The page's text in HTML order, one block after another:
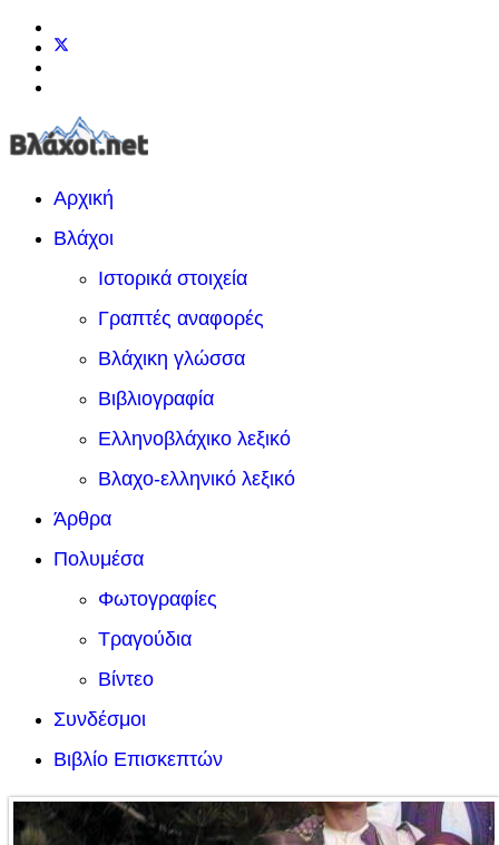
Αρχική
Βλάχοι
Ιστορικά στοιχεία
Γραπτές αναφορές
Βλάχικη γλώσσα
Βιβλιογραφία
Ελληνοβλάχικο λεξικό
Βλαχο-ελληνικό λεξικό
Άρθρα
Πολυμέσα
Φωτογραφίες
Τραγούδια
Βίντεο
Συνδέσμοι
Βιβλίο Επισκεπτών